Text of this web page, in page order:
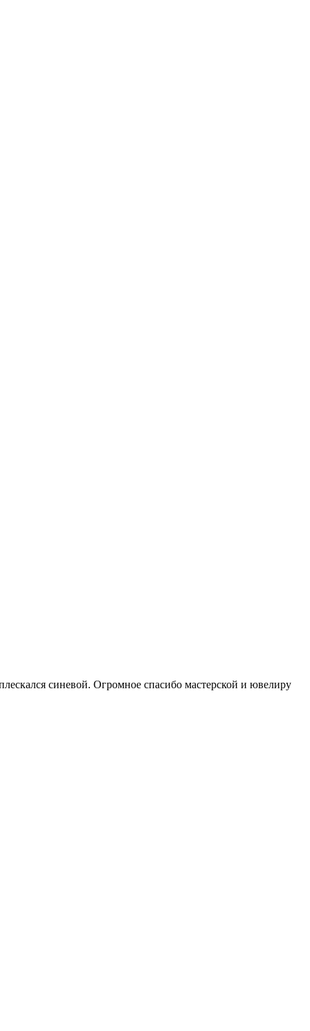
синевой. Огромное спасибо мастерской и ювелиру